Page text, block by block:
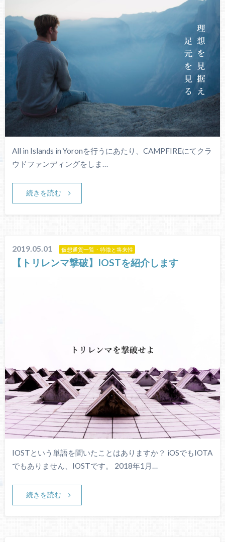
All in Islands in Yoronを行うにあたり、CAMPFIREにてクラ
ウドファンディングをしま…
続きを読む
2019.05.01 仮想通貨一覧・特徴と将来性
【トリレンマ撃破】IOSTを紹介します
IOSTという単語を聞いたことはありますか？ iOSでもIOTA
でもありません、IOSTです。 2018年1月…
続きを読む